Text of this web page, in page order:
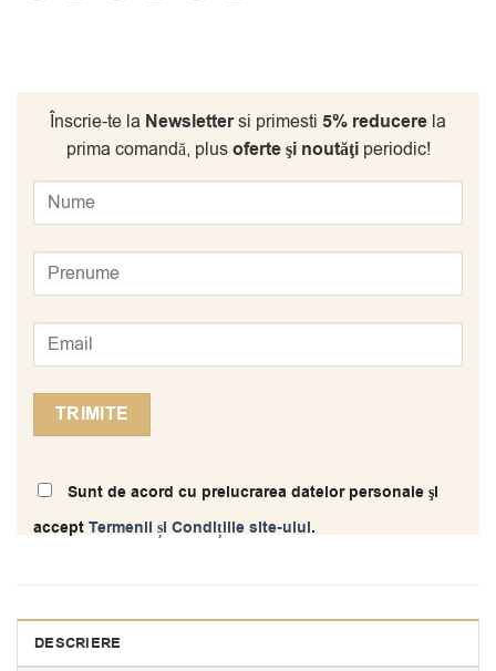
Înscrie-te la Newslettersi primesti 5% reducere la
prima comandă, plusoferte şi noutăţiperiodic!
Sunt de acord cu prelucrarea datelor personale şi
acceptTermenii și Condițiile site-ului.
DESCRIERE